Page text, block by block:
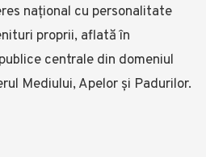
național cu personalitate
proprii, aflată în
centrale din domeniul
Mediului, Apelor și Padurilor.